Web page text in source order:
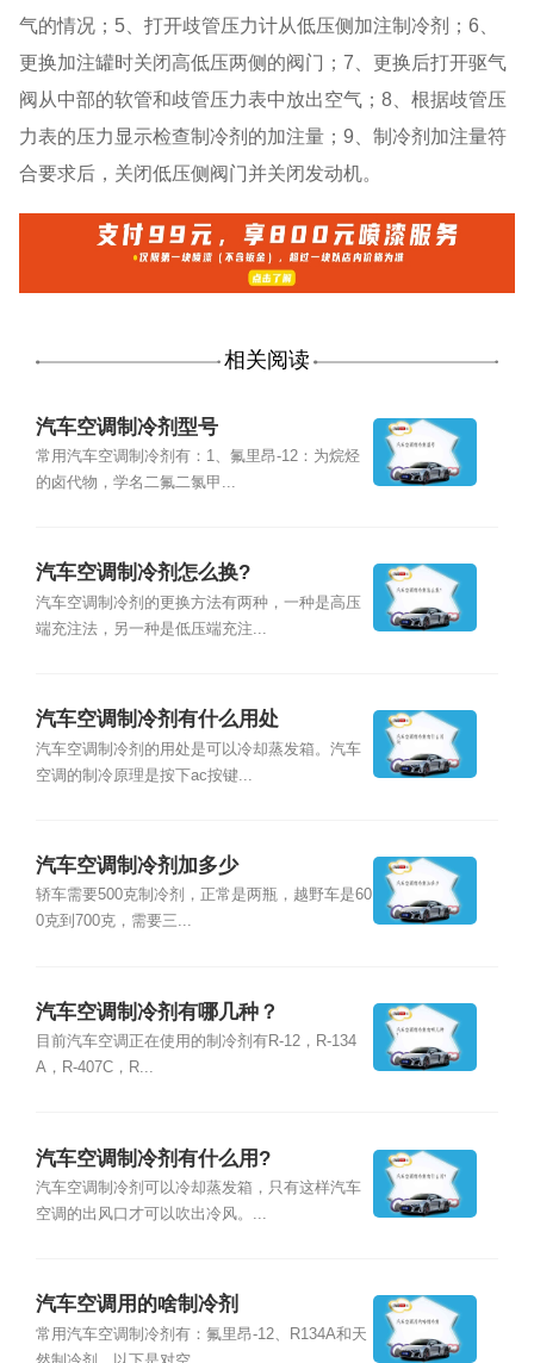
气的情况；5、打开歧管压力计从低压侧加注制冷剂；6、
更换加注罐时关闭高低压两侧的阀门；7、更换后打开驱气
阀从中部的软管和歧管压力表中放出空气；8、根据歧管压
力表的压力显示检查制冷剂的加注量；9、制冷剂加注量符
合要求后，关闭低压侧阀门并关闭发动机。
相关阅读
汽车空调制冷剂型号
常用汽车空调制冷剂有：1、氟里昂-12：为烷烃
的卤代物，学名二氟二氯甲...
汽车空调制冷剂怎么换?
汽车空调制冷剂的更换方法有两种，一种是高压
端充注法，另一种是低压端充注...
汽车空调制冷剂有什么用处
汽车空调制冷剂的用处是可以冷却蒸发箱。汽车
空调的制冷原理是按下ac按键...
汽车空调制冷剂加多少
轿车需要500克制冷剂，正常是两瓶，越野车是60
0克到700克，需要三...
汽车空调制冷剂有哪几种？
目前汽车空调正在使用的制冷剂有R-12，R-134
A，R-407C，R...
汽车空调制冷剂有什么用?
汽车空调制冷剂可以冷却蒸发箱，只有这样汽车
空调的出风口才可以吹出冷风。...
汽车空调用的啥制冷剂
常用汽车空调制冷剂有：氟里昂-12、R134A和天